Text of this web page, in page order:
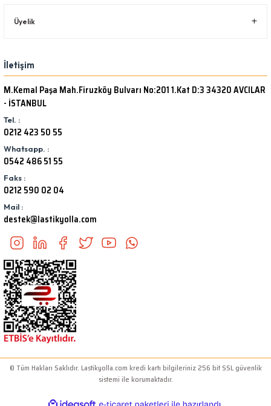
Üyelik
İletişim
M.Kemal Paşa Mah.Firuzköy Bulvarı No:201 1.Kat D:3 34320 AVCILAR
- İSTANBUL
Tel. :
0212 423 50 55
Whatsapp. :
0542 486 51 55
Faks :
0212 590 02 04
Mail :
destek@lastikyolla.com
© Tüm Hakları Saklıdır. Lastikyolla.com kredi kartı bilgileriniz 256 bit SSL güvenlik
sistemi ile korumaktadır.
ideasoft e-